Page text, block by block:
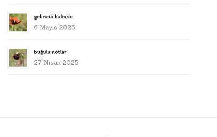
gelincik halinde
6 Mayıs 2025
buğulu notlar
27 Nisan 2025